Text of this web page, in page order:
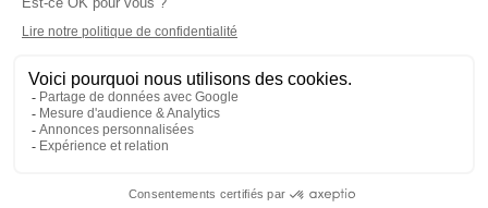
Formation continue (Postgrad)